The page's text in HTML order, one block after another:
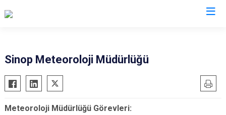
Sinop Meteoroloji Müdürlüğü
Meteoroloji Müdürlüğü Görevleri: